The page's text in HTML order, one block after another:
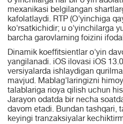
mexanikasi belgilangan
kafolatlaydi. RTP (O'yinchiga
ko'rsatkichidir; u o'yinchilarga
barcha garovlarning foizini
Dinamik koeffitsientlar o'yin
yangilanadi. iOS ilovasi iOS
versiyalarda ishlaydigan
mavjud. Mablag'laringizni
talablariga rioya qilish uchun
Jarayon odatda bir necha
davom etadi. Bundan tashqari,
keyingi tranzaksiyalar